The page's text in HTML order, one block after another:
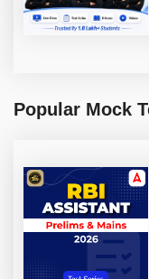
Popular Mock